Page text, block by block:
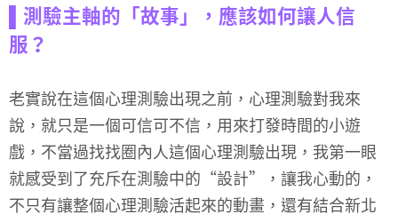
▌測驗主軸的「故事」，應該如何讓人信
服？
老實說在這個心理測驗出現之前，心理測驗對我來
說，就只是一個可信可不信，用來打發時間的小遊
戲，不當過找找圈內人這個心理測驗出現，我第一眼
就感受到了充斥在測驗中的“設計”，讓我心動的，
不只有讓整個心理測驗活起來的動畫，還有結合新北